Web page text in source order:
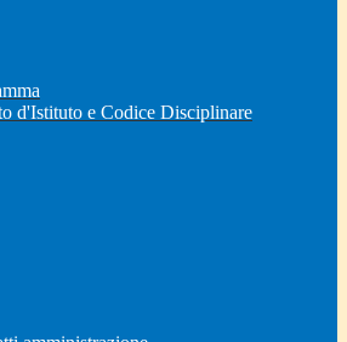
d'Istituto e Codice Disciplinare